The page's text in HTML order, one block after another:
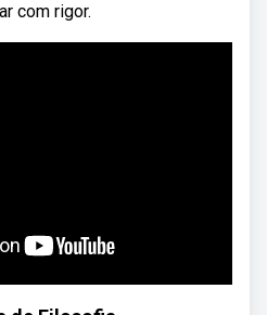
com rigor.